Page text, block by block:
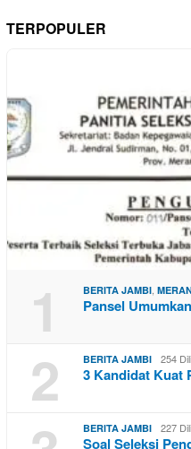
TERPOPULER
1 BERITA JAMBI
Pansel
2 BERITA JAMBI 254
3 Kandidat Kuat
BERITA JAMBI 227
Soal Seleksi